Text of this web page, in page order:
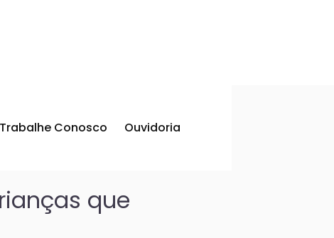
Trabalhe Conosco Ouvidoria
que